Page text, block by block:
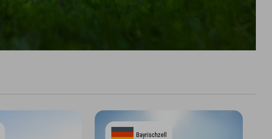
Bayrischzell